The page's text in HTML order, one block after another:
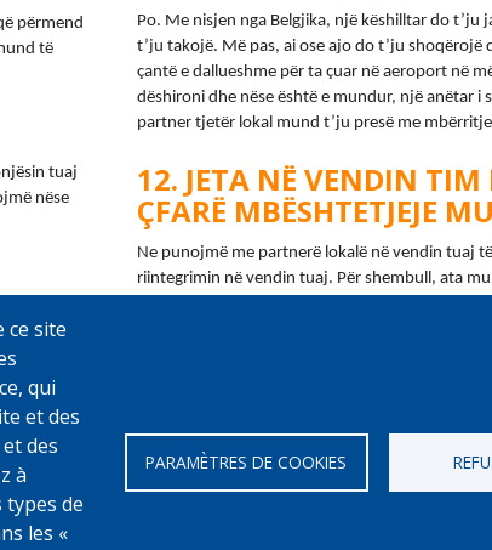
përmend
të
tuaj
nëse
me
Po. Me nisjen nga Belgjika, një këshilltar do
t’ju takojë. Më pas, ai ose ajo do t’ju
çantë e dallueshme për ta çuar në aeroport në
dëshironi dhe nëse është e mundur, një anëtar
partner tjetër lokal mund t’ju presë me
JETA NË VENDIN TIM
ÇFARË MBËSHTETJEJE
Ne punojmë me partnerë lokalë në vendin tuaj
riintegrimin në vendin tuaj. Për shembull, ata
ce site
qui
et des
des
à
de
les «
PARAMÈTRES DE COOKIES